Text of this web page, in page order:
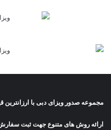
مجموعه صدور ویزای دبی با
ارائه روش های متنوع جهت ثبت